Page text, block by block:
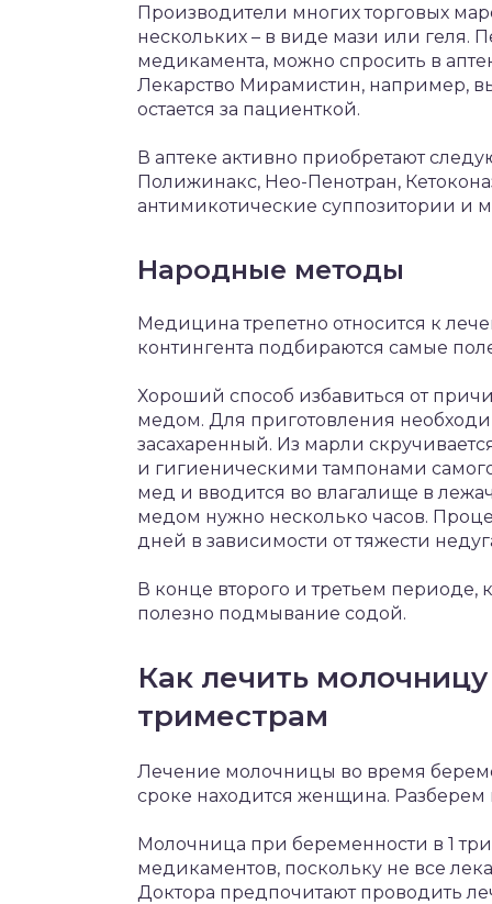
Производители многих торговых
нескольких – в виде мази или геля.
медикамента, можно спросить в
Лекарство Мирамистин, например,
остается за пациенткой.
В аптеке активно приобретают
Полижинакс, Нео-Пенотран,
антимикотические суппозитории и
Народные методы
Медицина трепетно относится к
контингента подбираются самые
Хороший способ избавиться от
медом. Для приготовления
засахаренный. Из марли
и гигиеническими тампонами
мед и вводится во влагалище в
медом нужно несколько часов.
дней в зависимости от тяжести
В конце второго и третьем периоде,
полезно подмывание содой.
Как лечить
триместрам
Лечение молочницы во время
сроке находится женщина.
Молочница при беременности в 1
медикаментов, поскольку не все
Доктора предпочитают проводить